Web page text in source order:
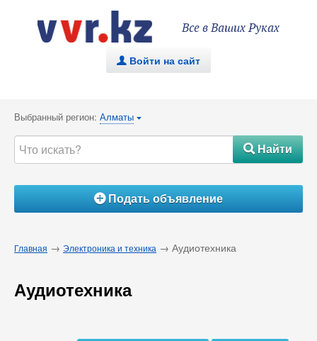
Все в Ваших Руках
. Войти на сайт
Выбранный регион: Алматы {
#Найти
ÁПодать объявление
Главная → Электроника и техника → Аудиотехника
Аудиотехника